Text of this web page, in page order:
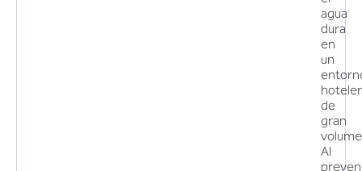
agua
dura
en
un
de
gran
Al